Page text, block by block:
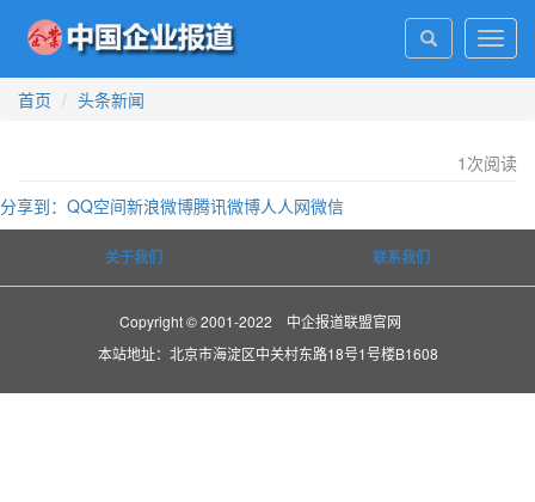
首页
头条新闻
1 次阅读
分享到： QQ空间新浪微博腾讯微博人人网微信
关于我们 联系我们
Copyright © 2001-2022 中企报道联盟官网
本站地址：北京市海淀区中关村东路18号1号楼B1608